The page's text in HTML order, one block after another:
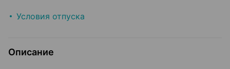
Условия отпуска
Описание